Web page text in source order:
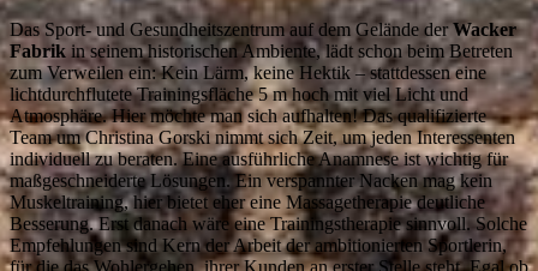
Das Sport- und Gesundheitszentrum auf dem Gelände derWacker
Fabrik in seinem historischen Ambiente, lädt schon beim Betreten
zum Verweilen ein: Kein Lärm, keine Hektik – stattdessen eine
lichtdurchflutete Trainingsfläche 5 m hoch mit viel Licht und
Atmosphäre. Hier möchte man sich aufhalten! Das qualifizierte
Team um Christina Gorski nimmt sich Zeit, um jeden Interessenten
individuell zu beraten. Eine ausführliche Anamnese ist wichtig für
maßgeschneiderte Lösungen. Ein verspannter Nacken mag kein
Muskeltraining, hier bietet eher eine Massagetherapie deutliche
Besserung. Erst danach wäre eine Trainingstherapie sinnvoll. Solche
Empfehlungen sind Kern der Arbeit der ambitionierten Sportlerin,
für die das Wohlergehen ihrer Kunden an erster Stelle steht. Egal ob